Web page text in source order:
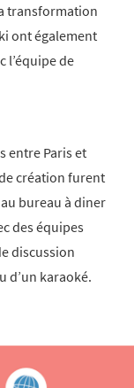
transformation
ont également
l’équipe de
entre Paris et
création furent
bureau à diner
des équipes
discussion
d’un karaoké.